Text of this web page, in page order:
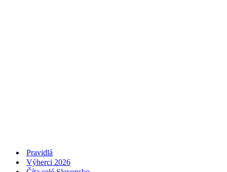
Pravidlá
Výherci 2026